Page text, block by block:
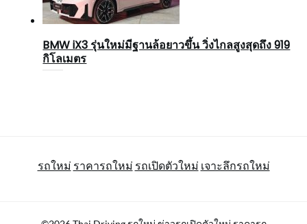
BMW iX3 รุ่นใหม่มีฐานล้อยาวขึ้น วิ่งไกลสูงสุดถึง 919
กิโลเมตร
รถใหม่ ราคารถใหม่ รถเปิดตัวใหม่ เจาะลึกรถใหม่